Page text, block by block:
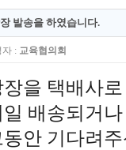
발송을 하였습니다.
자 : 교육협의회
장을 택배사
일 배송되거
동안 기다려